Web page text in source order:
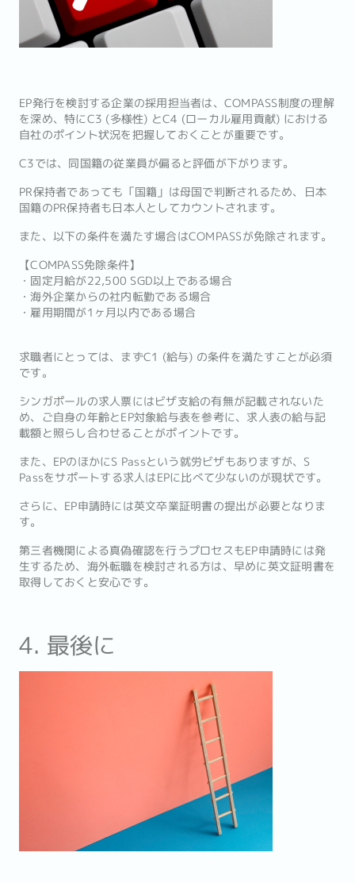
EP発行を検討する企業の採用担当者は、COMPASS制度の理解
を深め、特にC3 (多様性) とC4 (ローカル雇用貢献) における
自社のポイント状況を把握しておくことが重要です。
C3では、同国籍の従業員が偏ると評価が下がります。
PR保持者であっても「国籍」は母国で判断されるため、日本
国籍のPR保持者も日本人としてカウントされます。
また、以下の条件を満たす場合はCOMPASSが免除されます。
【COMPASS免除条件】
・固定月給が22,500 SGD以上である場合
・海外企業からの社内転勤である場合
・雇用期間が1ヶ月以内である場合
求職者にとっては、まずC1 (給与) の条件を満たすことが必須
です。
シンガポールの求人票にはビザ支給の有無が記載されないた
め、ご自身の年齢とEP対象給与表を参考に、求人表の給与記
載額と照らし合わせることがポイントです。
また、EPのほかにS Passという就労ビザもありますが、S
Passをサポートする求人はEPに比べて少ないのが現状です。
さらに、EP申請時には英文卒業証明書の提出が必要となりま
す。
第三者機関による真偽確認を行うプロセスもEP申請時には発
生するため、海外転職を検討される方は、早めに英文証明書を
取得しておくと安心です。
4. 最後に